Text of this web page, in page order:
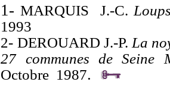
1- MARQUIS J.-C.
1993
2- DEROUARD J.-P. La
27 communes de Seine
Octobre 1987.